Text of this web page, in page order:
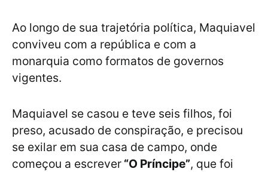
Ao longo de sua trajetória política, Maquiavel
conviveu com a república e com a
monarquia como formatos de governos
vigentes.
Maquiavel se casou e teve seis filhos, foi
preso, acusado de conspiração, e precisou
se exilar em sua casa de campo, onde
começou a escrever “O Príncipe”, que foi